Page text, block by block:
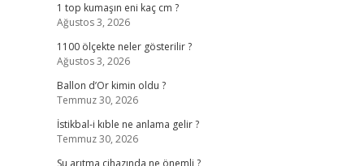
1 top kumaşın eni kaç cm ?
Ağustos 3, 2026
1100 ölçekte neler gösterilir ?
Ağustos 3, 2026
Ballon d’Or kimin oldu ?
Temmuz 30, 2026
İstikbal-i kıble ne anlama gelir ?
Temmuz 30, 2026
Su arıtma cihazında ne önemli ?